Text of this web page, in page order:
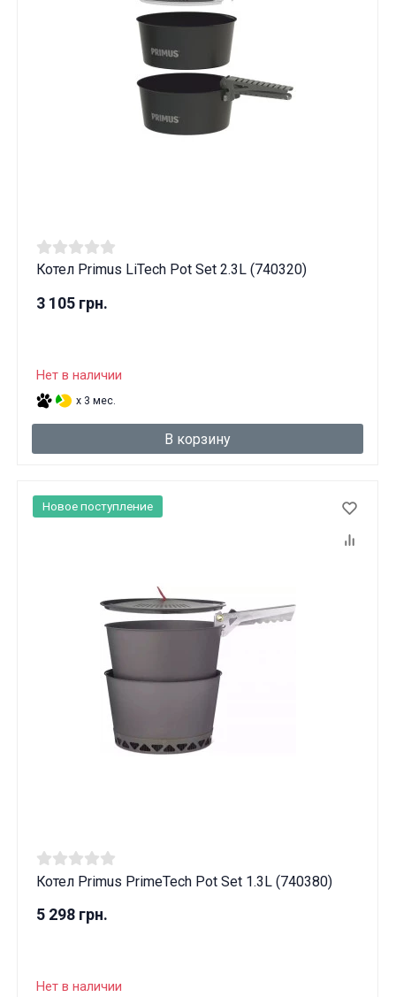
Котел Primus LiTech Pot Set 2.3L (740320)
3 105 грн.
Нет в наличии
x 3 мес.
В корзину
Котел Primus PrimeTech Pot Set 1.3L (740380)
5 298 грн.
Нет в наличии
Новое поступление